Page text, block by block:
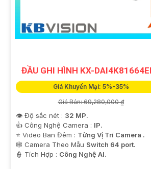
ĐẦU GHI HÌNH KX-
Giá Khuyến Mại: 5%-35%
Giá Bán: 69,280,000 ₫
👁 Độ sắc nét : 32 MP.
👍 Công Nghệ Camera : IP.
⭐ Video Ban Đêm : Từng Vị Trí Camera .
🕸️ Camera Theo Mẫu Switch 64 port.
️👮 Tích Hợp : Công Nghệ AI.